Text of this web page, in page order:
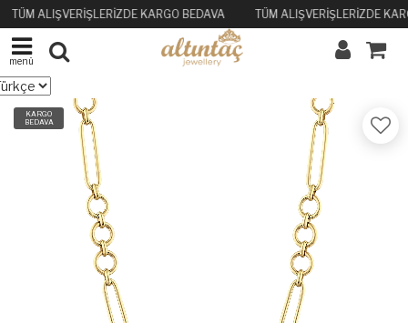
TÜM ALIŞVERİŞLERİZDE KARGO BEDAVA TÜM ALIŞVERİŞLERİZDE
menü
KARGO
BEDAVA